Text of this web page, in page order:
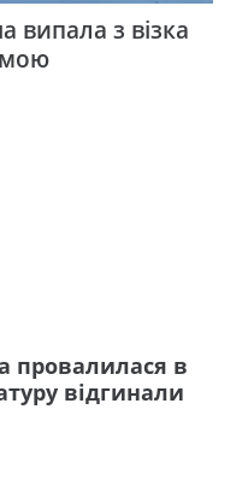
випала з візка
провалилася в
відгинали